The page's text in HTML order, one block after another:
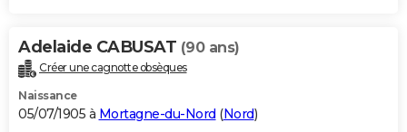
Adelaide CABUSAT (90 ans)
Créer une cagnotte obsèques
Naissance
05/07/1905 à Mortagne-du-Nord (Nord)